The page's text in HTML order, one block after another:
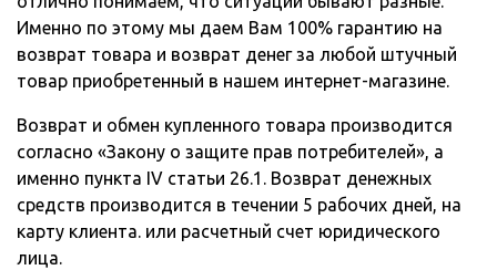
Именно по этому мы даем Вам 100% гарантию на
возврат товара и возврат денег за любой штучный
товар приобретенный в нашем интернет-магазине.
Возврат и обмен купленного товара производится
согласно «Закону о защите прав потребителей», а
именно пункта IV статьи 26.1. Возврат денежных
средств производится в течении 5 рабочих дней, на
карту клиента. или расчетный счет юридического
лица.